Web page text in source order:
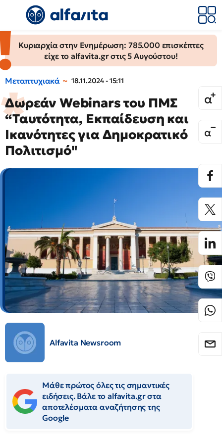
Κυριαρχία στην Ενημέρωση: 785.000 επισκέπτες
είχε το alfavita.gr στις 5 Αυγούστου!
Μεταπτυχιακά 18.11.2024 - 15:11
Δωρεάν Webinars του ΠΜΣ
“Ταυτότητα, Εκπαίδευση και
Ικανότητες για Δημοκρατικό
Πολιτισμό"
Alfavita Newsroom
Μάθε πρώτος όλες τις σημαντικές
ειδήσεις. Βάλε το alfavita.gr στα
αποτελέσματα αναζήτησης της
Google